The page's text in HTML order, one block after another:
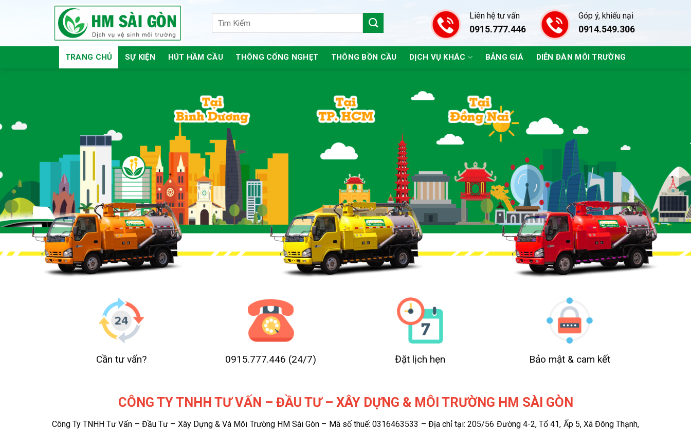
Liên hệ tư vấn
0915.777.446
Góp ý, khiếu nại
0914.549.306
TRANG CHỦ SỰ KIỆN HÚT HẦM CẦU THÔNG CỐNG NGHẸT THÔNG BỒN CẦU DỊCH VỤ KHÁC BẢNG GIÁ DIỄN ĐÀN MÔI TRƯỜNG
Cần tư vấn? 0915.777.446 (24/7) Đặt lịch hẹn Bảo mật & cam kết
CÔNG TY TNHH TƯ VẤN – ĐẦU TƯ – XÂY DỰNG & MÔI TRƯỜNG HM SÀI GÒN
Công Ty TNHH Tư Vấn – Đầu Tư – Xây Dựng & Và Môi Trường HM Sài Gòn – Mã số thuế: 0316463533 – Địa chỉ tại: 205/56 Đường 4-2, Tổ 41, Ấp 5, Xã Đông Thạnh,